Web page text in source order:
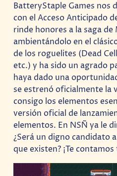
BatteryStaple Games nos
con el Acceso Anticipado
rinde honores a la saga
ambientándolo en el
de los roguelites (Dead
etc.) y ha sido un agrado
haya dado una
se estrenó oficialmente la
consigo los elementos
versión oficial de
elementos. En NSÑ ya le
¿Será un digno candidato
que existen? ¡Te